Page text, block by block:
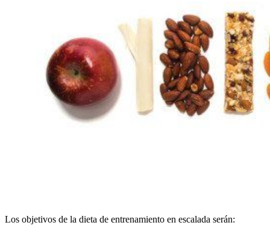
Los objetivos de la dieta de entrenamiento en escalada serán: